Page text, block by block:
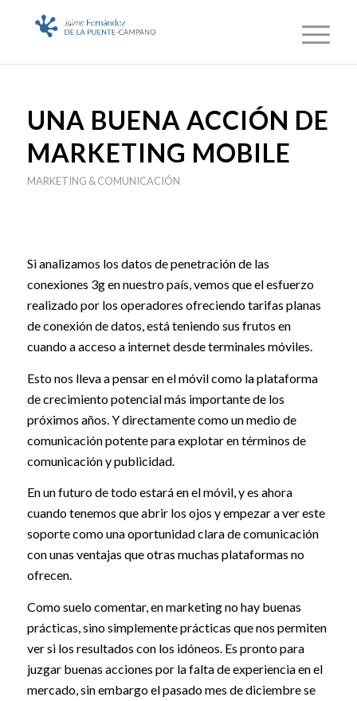
UNA BUENA ACCIÓN DE
MARKETING MOBILE
MARKETING & COMUNICACIÓN
Si analizamos los datos de penetración de las
conexiones 3g en nuestro país, vemos que el esfuerzo
realizado por los operadores ofreciendo tarifas planas
de conexión de datos, está teniendo sus frutos en
cuando a acceso a internet desde terminales móviles.
Esto nos lleva a pensar en el móvil como la plataforma
de crecimiento potencial más importante de los
próximos años. Y directamente como un medio de
comunicación potente para explotar en términos de
comunicación y publicidad.
En un futuro de todo estará en el móvil, y es ahora
cuando tenemos que abrir los ojos y empezar a ver este
soporte como una oportunidad clara de comunicación
con unas ventajas que otras muchas plataformas no
ofrecen.
Como suelo comentar, en marketing no hay buenas
prácticas, sino simplemente prácticas que nos permiten
ver si los resultados con los idóneos. Es pronto para
juzgar buenas acciones por la falta de experiencia en el
mercado, sin embargo el pasado mes de diciembre se